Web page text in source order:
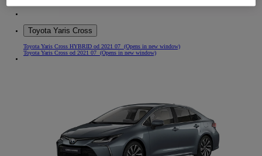
Toyota Yaris Cross
Toyota Yaris Cross HYBRID od 2021 07 (Opens in new window)
Toyota Yaris Cross od 2021 07 (Opens in new window)